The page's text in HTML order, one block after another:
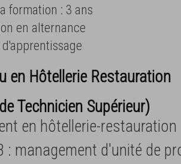
formation : 3 ans
en alternance
en Hôtellerie Restauration
Technicien Supérieur)
en hôtellerie-restauration
: management d'unité de